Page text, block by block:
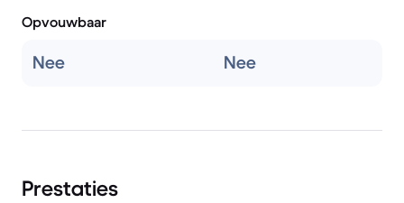
Opvouwbaar
Nee Nee
Prestaties